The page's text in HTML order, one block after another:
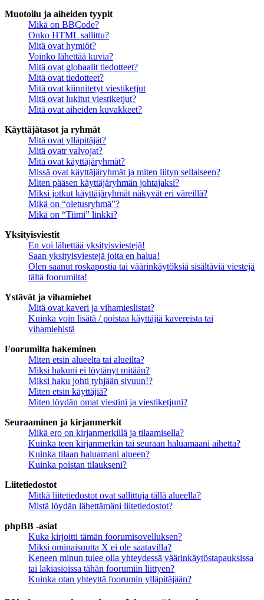
Muotoilu ja aiheiden tyypit
Mikä on BBCode?
Onko HTML sallittu?
Mitä ovat hymiöt?
Voinko lähettää kuvia?
Mitä ovat globaalit tiedotteet?
Mitä ovat tiedotteet?
Mitä ovat kiinnitetyt viestiketjut
Mitä ovat lukitut viestiketjut?
Mitä ovat aiheiden kuvakkeet?
Käyttäjätasot ja ryhmät
Mitä ovat ylläpitäjät?
Mitä ovatr valvojat?
Mitä ovat käyttäjäryhmät?
Missä ovat käyttäjäryhmät ja miten liityn sellaiseen?
Miten pääsen käyttäjäryhmän johtajaksi?
Miksi jotkut käyttäjäryhmät näkyvät eri väreillä?
Mikä on “oletusryhmä”?
Mikä on “Tiimi” linkki?
Yksityisviestit
En voi lähettää yksityisviestejä!
Saan yksityisviestejä joita en halua!
Olen saanut roskapostia tai väärinkäytöksiä sisältäviä viestejä
tältä foorumilta!
Ystävät ja vihamiehet
Mitä ovat kaveri ja vihamieslistat?
Kuinka voin lisätä / poistaa käyttäjiä kavereista tai
vihamiehistä
Foorumilta hakeminen
Miten etsin alueelta tai alueilta?
Miksi hakuni ei löytänyt mitään?
Miksi haku johti tyhjään sivuun!?
Miten etsin käyttäjiä?
Miten löydän omat viestini ja viestiketjuni?
Seuraaminen ja kirjanmerkit
Mikä ero on kirjanmerkillä ja tilaamisella?
Kuinka teen kirjanmerkin tai seuraan haluamaani aihetta?
Kuinka tilaan haluamani alueen?
Kuinka poistan tilaukseni?
Liitetiedostot
Mitkä liitetiedostot ovat sallittuja tällä alueella?
Mistä löydän lähettämäni liitetiedostot?
phpBB -asiat
Kuka kirjoitti tämän foorumisovelluksen?
Miksi ominaisuutta X ei ole saatavilla?
Keneen minun tulee olla yhteydessä väärinkäytöstapauksissa
tai lakiasioissa tähän foorumiin liittyen?
Kuinka otan yhteyttä foorumin ylläpitäjään?